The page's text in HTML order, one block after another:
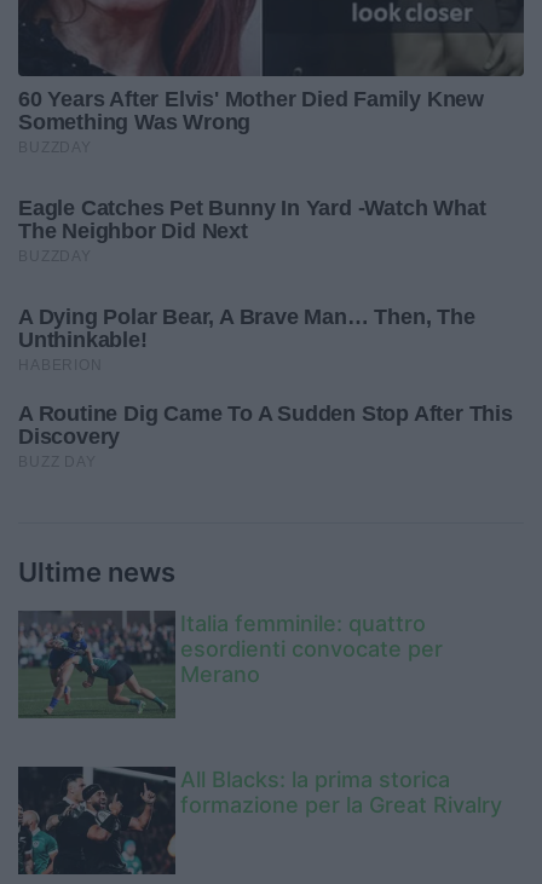
Ultime news
Italia femminile: quattro
esordienti convocate per
Merano
All Blacks: la prima storica
formazione per la Great Rivalry